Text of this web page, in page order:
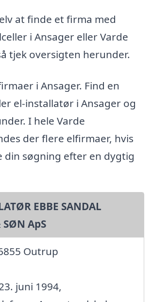
at finde et firma med
i Ansager eller Varde
tjek oversigten herunder.
i Ansager. Find en
el-installatør i Ansager og
I hele Varde
der flere elfirmaer, hvis
din søgning efter en dygtig
EBBE SANDAL
SØN ApS
Outrup
juni 1994,